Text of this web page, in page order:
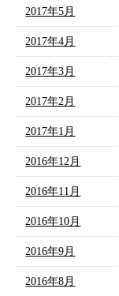
2017年5月
2017年4月
2017年3月
2017年2月
2017年1月
2016年12月
2016年11月
2016年10月
2016年9月
2016年8月